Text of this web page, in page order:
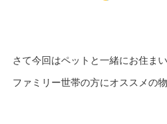
さて今回はペットと一緒にお住まい
ファミリー世帯の方にオススメの